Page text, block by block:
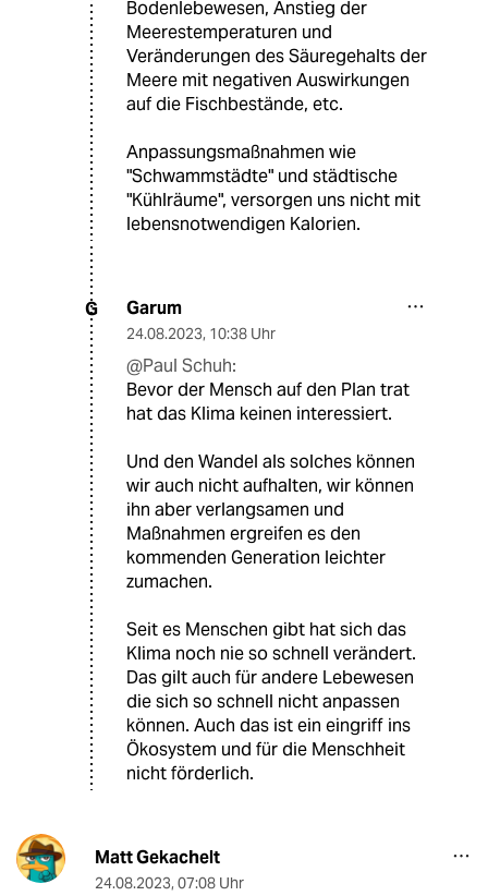
Bodenlebewesen, Anstieg der
Meerestemperaturen und
Veränderungen des Säuregehalts der
Meere mit negativen Auswirkungen
auf die Fischbestände, etc.
Anpassungsmaßnahmen wie
"Schwammstädte" und städtische
"Kühlräume", versorgen uns nicht mit
lebensnotwendigen Kalorien.
G Garum
24.08.2023, 10:38 Uhr
@Paul Schuh:
Bevor der Mensch auf den Plan trat
hat das Klima keinen interessiert.
Und den Wandel als solches können
wir auch nicht aufhalten, wir können
ihn aber verlangsamen und
Maßnahmen ergreifen es den
kommenden Generation leichter
zumachen.
Seit es Menschen gibt hat sich das
Klima noch nie so schnell verändert.
Das gilt auch für andere Lebewesen
die sich so schnell nicht anpassen
können. Auch das ist ein eingriff ins
Ökosystem und für die Menschheit
nicht förderlich.
Matt Gekachelt
24.08.2023, 07:08 Uhr